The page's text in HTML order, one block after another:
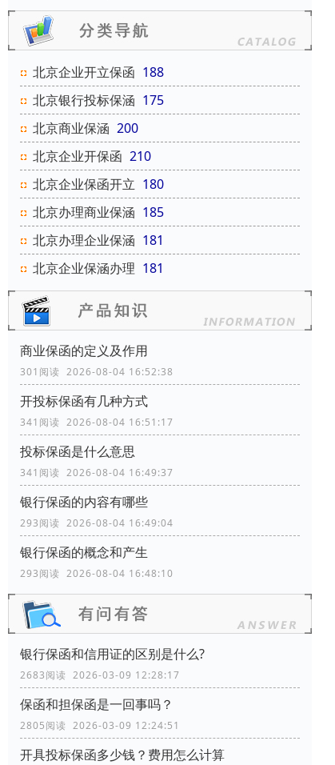
北京企业开立保函 188
北京银行投标保涵 175
北京商业保涵 200
北京企业开保函 210
北京企业保函开立 180
北京办理商业保涵 185
北京办理企业保涵 181
北京企业保涵办理 181
商业保函的定义及作用
301阅读 2026-08-04 16:52:38
开投标保函有几种方式
341阅读 2026-08-04 16:51:17
投标保函是什么意思
341阅读 2026-08-04 16:49:37
银行保函的内容有哪些
293阅读 2026-08-04 16:49:04
银行保函的概念和产生
293阅读 2026-08-04 16:48:10
银行保函和信用证的区别是什么?
2683阅读 2026-03-09 12:28:17
保函和担保函是一回事吗？
2805阅读 2026-03-09 12:24:51
开具投标保函多少钱？费用怎么计算